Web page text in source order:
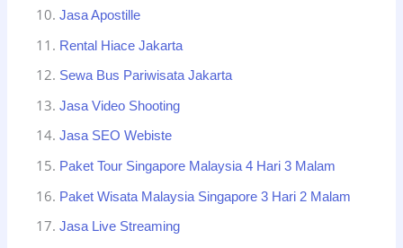
Jasa Apostille
Rental Hiace Jakarta
Sewa Bus Pariwisata Jakarta
Jasa Video Shooting
Jasa SEO Webiste
Paket Tour Singapore Malaysia 4 Hari 3 Malam
Paket Wisata Malaysia Singapore 3 Hari 2 Malam
Jasa Live Streaming